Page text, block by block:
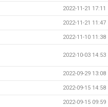
2022-11-21 17:11
2022-11-21 11:47
2022-11-10 11:38
2022-10-03 14:53
2022-09-29 13:08
2022-09-15 14:58
2022-09-15 09:59